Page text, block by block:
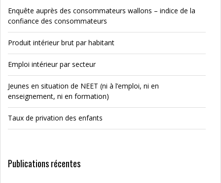
Enquête auprès des consommateurs wallons – indice de la
confiance des consommateurs
Produit intérieur brut par habitant
Emploi intérieur par secteur
Jeunes en situation de NEET (ni à l’emploi, ni en
enseignement, ni en formation)
Taux de privation des enfants
Publications récentes